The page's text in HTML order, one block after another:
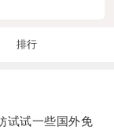
排行
试一些国外免